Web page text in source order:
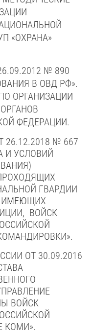
«ОХРАНА»
№ 890
В ОВД РФ».
ОРГАНИЗАЦИИ
ФЕДЕРАЦИИ.
№ 667
И УСЛОВИЙ
ГВАРДИИ
ИМЕЮЩИХ
ВОЙСК
ОТ 30.09.2016
ВОЙСК
КОМИ».